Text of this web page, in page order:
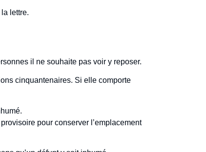
lettre.
il ne souhaite pas voir y reposer.
cinquantenaires. Si elle comporte
pour conserver l’emplacement